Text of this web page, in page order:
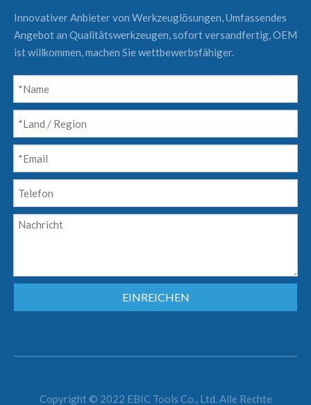
Innovativer Anbieter von Werkzeuglösungen, Umfassendes
Angebot an Qualitätswerkzeugen, sofort versandfertig, OEM
ist willkommen, machen Sie wettbewerbsfähiger.
EINREICHEN
Copyright © 2022 EBIC Tools Co., Ltd. Alle Rechte